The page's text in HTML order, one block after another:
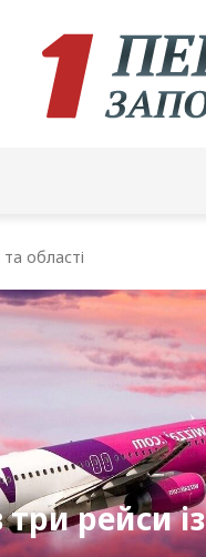
області
рейси із